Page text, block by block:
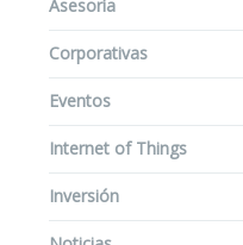
Asesoría
Corporativas
Eventos
Internet of Things
Inversión